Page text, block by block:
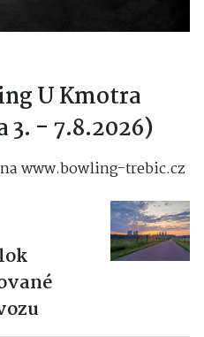
U Kmotra
- 7.8.2026)
www.bowling-trebic.cz